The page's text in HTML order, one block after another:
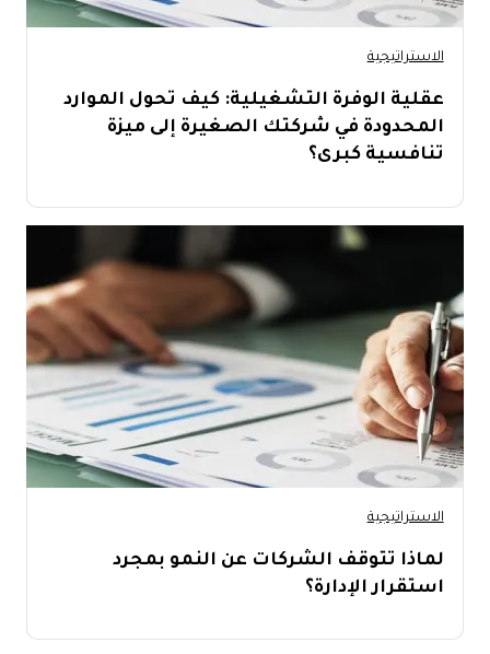
الاستراتيجية
عقلية الوفرة التشغيلية: كيف تحول الموارد
المحدودة في شركتك الصغيرة إلى ميزة
تنافسية كبرى؟
الاستراتيجية
لماذا تتوقف الشركات عن النمو بمجرد
استقرار الإدارة؟